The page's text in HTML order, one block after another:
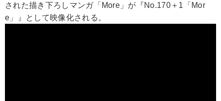
された描き下ろしマンガ「More」が『No.170＋1「Mor
e」』として映像化される。